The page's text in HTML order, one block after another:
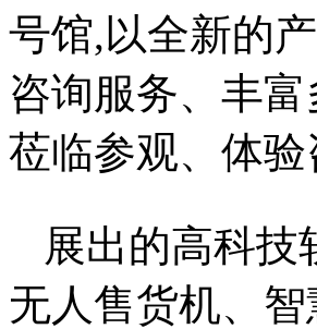
号馆,以全新的
咨询服务、丰
莅临参观、体
展出的高科技
无人售货机、